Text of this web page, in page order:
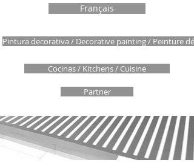
Français
Pintura decorativa / Decorative painting / Peinture
Cocinas / Kitchens / Cuisine
Partner